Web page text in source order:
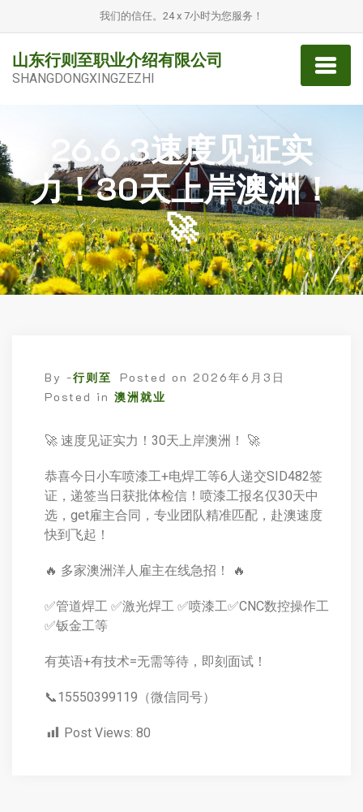
我们的信任。24 x 7小时为您服务！
山东行则至职业介绍有限公司
SHANGDONGXINGZEZHI
26.6.3速度见证实
力！30天上岸澳洲！
🚀
By -行则至 Posted on 2026年6月3日
Posted in 澳洲就业
🚀 速度见证实力！30天上岸澳洲！ 🚀
恭喜今日小车喷漆工+电焊工等6人递交SID482签
证，递签当日获批体检信！喷漆工报名仅30天中
选，get雇主合同，专业团队精准匹配，赴澳速度
快到飞起！
🔥 多家澳洲洋人雇主在线急招！ 🔥
✅管道焊工 ✅激光焊工 ✅喷漆工✅CNC数控操作工
✅钣金工等
有英语+有技术=无需等待，即刻面试！
📞15550399119（微信同号）
Post Views: 80